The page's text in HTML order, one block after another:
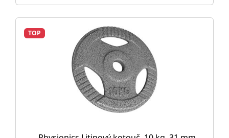
TOP